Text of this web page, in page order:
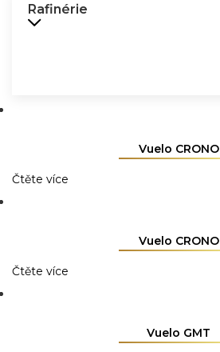
Rafinérie
Vuelo CRONO
Čtěte více
Vuelo CRONO
Čtěte více
Vuelo GMT